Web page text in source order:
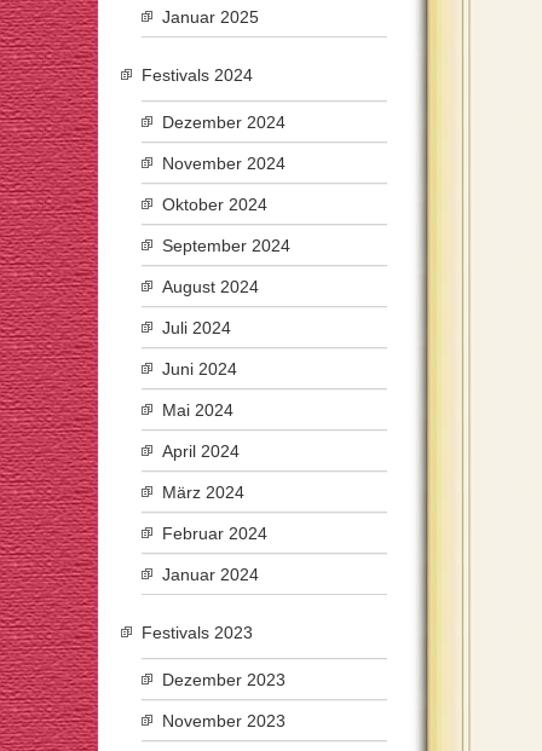
Januar 2025
Festivals 2024
Dezember 2024
November 2024
Oktober 2024
September 2024
August 2024
Juli 2024
Juni 2024
Mai 2024
April 2024
März 2024
Februar 2024
Januar 2024
Festivals 2023
Dezember 2023
November 2023